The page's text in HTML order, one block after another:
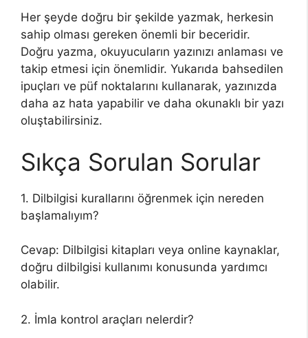
Her şeyde doğru bir şekilde yazmak, herkesin
sahip olması gereken önemli bir beceridir.
Doğru yazma, okuyucuların yazınızı anlaması ve
takip etmesi için önemlidir. Yukarıda bahsedilen
ipuçları ve püf noktalarını kullanarak, yazınızda
daha az hata yapabilir ve daha okunaklı bir yazı
oluştabilirsiniz.
Sıkça Sorulan Sorular
1. Dilbilgisi kurallarını öğrenmek için nereden
başlamalıyım?
Cevap: Dilbilgisi kitapları veya online kaynaklar,
doğru dilbilgisi kullanımı konusunda yardımcı
olabilir.
2. İmla kontrol araçları nelerdir?